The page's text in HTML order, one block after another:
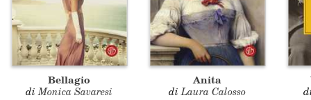
Bellagio
diMonica Savaresi
Anita
diLaura Calosso